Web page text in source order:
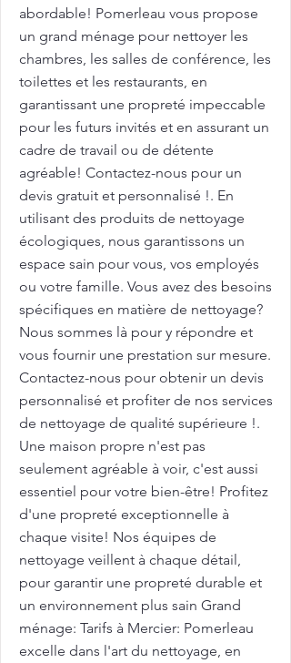
abordable! Pomerleau vous propose
un grand ménage pour nettoyer les
chambres, les salles de conférence, les
toilettes et les restaurants, en
garantissant une propreté impeccable
pour les futurs invités et en assurant un
cadre de travail ou de détente
agréable! Contactez-nous pour un
devis gratuit et personnalisé !. En
utilisant des produits de nettoyage
écologiques, nous garantissons un
espace sain pour vous, vos employés
ou votre famille. Vous avez des besoins
spécifiques en matière de nettoyage?
Nous sommes là pour y répondre et
vous fournir une prestation sur mesure.
Contactez-nous pour obtenir un devis
personnalisé et profiter de nos services
de nettoyage de qualité supérieure !.
Une maison propre n'est pas
seulement agréable à voir, c'est aussi
essentiel pour votre bien-être! Profitez
d'une propreté exceptionnelle à
chaque visite! Nos équipes de
nettoyage veillent à chaque détail,
pour garantir une propreté durable et
un environnement plus sain Grand
ménage: Tarifs à Mercier: Pomerleau
excelle dans l'art du nettoyage, en